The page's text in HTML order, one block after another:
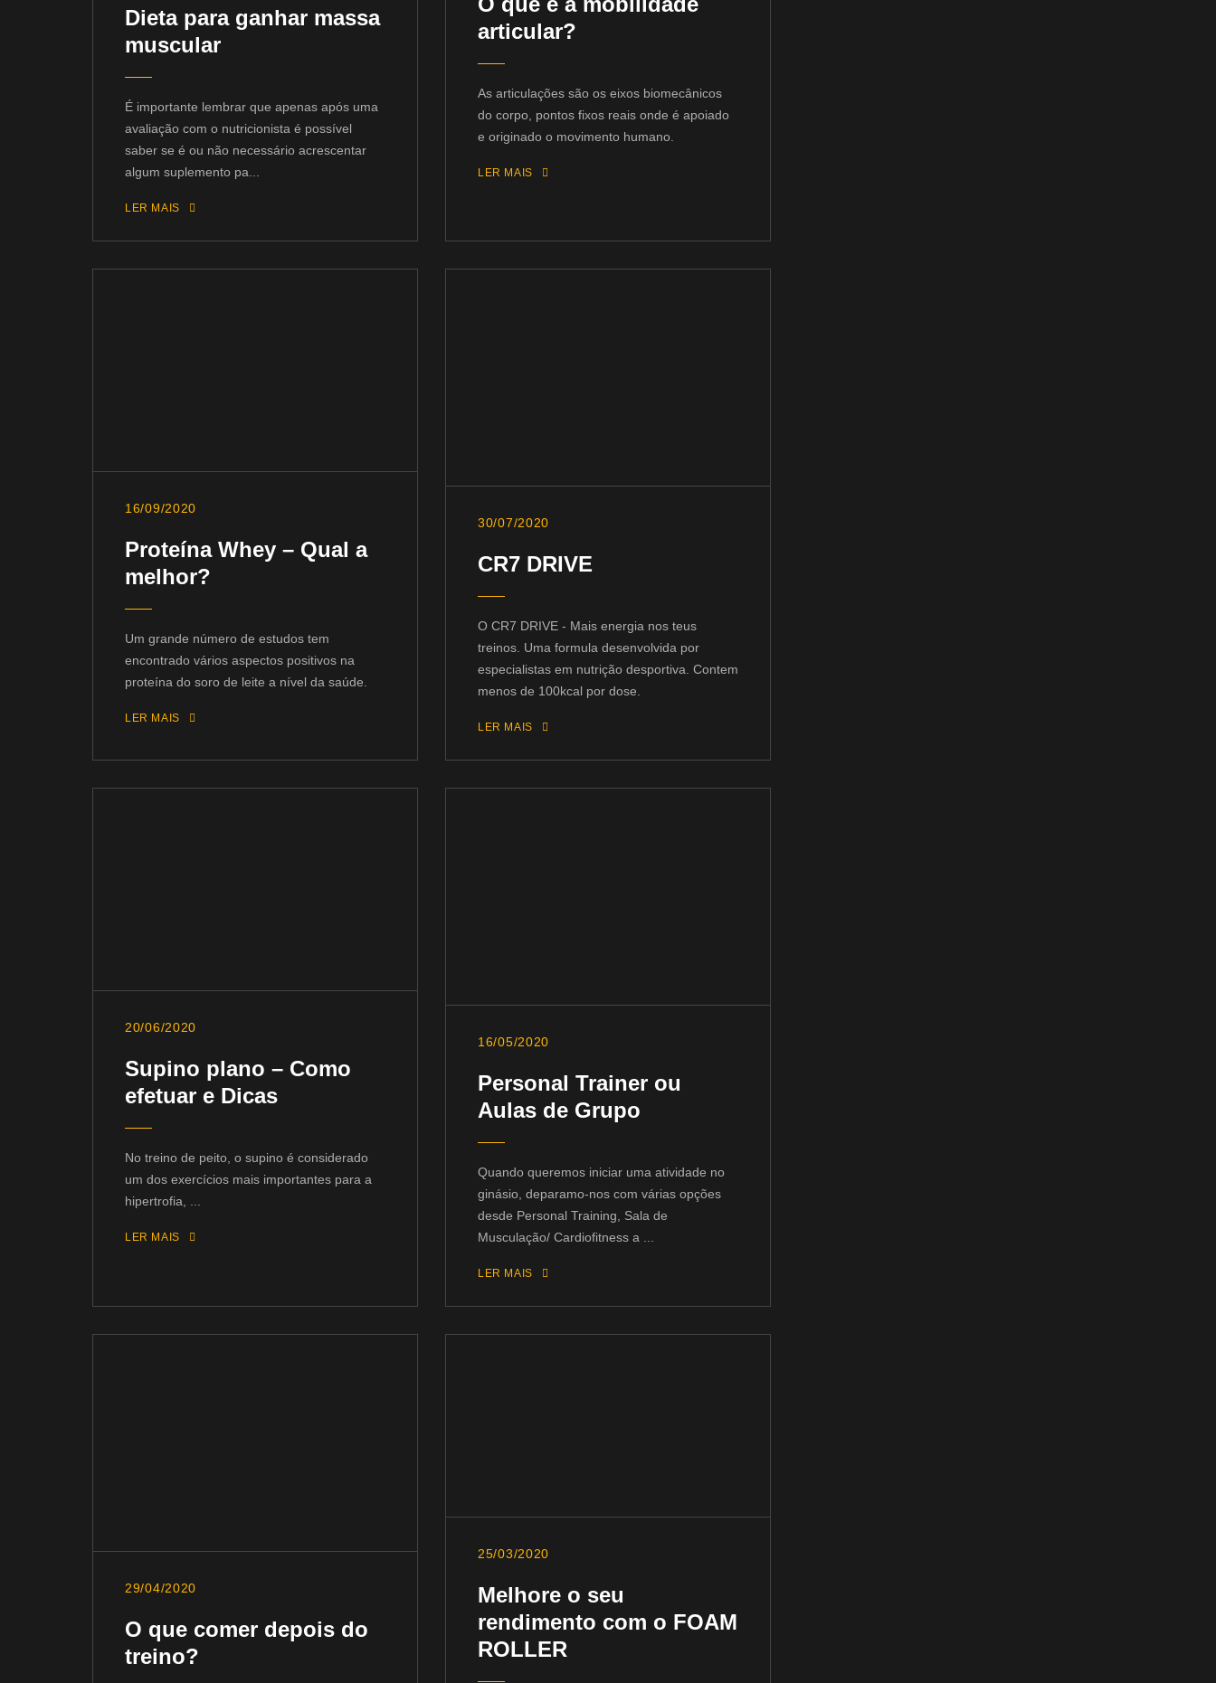
Dieta para ganhar massa
muscular
É importante lembrar que apenas após uma
avaliação com o nutricionista é possível
saber se é ou não necessário acrescentar
algum suplemento pa...
LER MAIS
articular?
As articulações são os eixos biomecânicos
do corpo, pontos fixos reais onde é apoiado
e originado o movimento humano.
LER MAIS
16/09/2020
Proteína Whey – Qual a
melhor?
Um grande número de estudos tem
encontrado vários aspectos positivos na
proteína do soro de leite a nível da saúde.
LER MAIS
30/07/2020
CR7 DRIVE
O CR7 DRIVE - Mais energia nos teus
treinos. Uma formula desenvolvida por
especialistas em nutrição desportiva. Contem
menos de 100kcal por dose.
LER MAIS
20/06/2020
Supino plano – Como
efetuar e Dicas
No treino de peito, o supino é considerado
um dos exercícios mais importantes para a
hipertrofia, ...
LER MAIS
16/05/2020
Personal Trainer ou
Aulas de Grupo
Quando queremos iniciar uma atividade no
ginásio, deparamo-nos com várias opções
desde Personal Training, Sala de
Musculação/ Cardiofitness a ...
LER MAIS
29/04/2020
O que comer depois do
treino?
25/03/2020
Melhore o seu
rendimento com o FOAM
ROLLER